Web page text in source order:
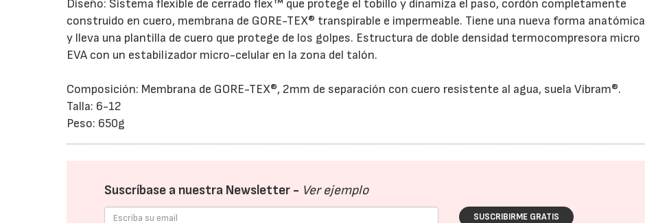
Diseño: Sistema flexible de cerrado flex™ que protege el tobillo y dinamiza el paso, cordón completamente
construido en cuero, membrana de GORE-TEX® transpirable e impermeable. Tiene una nueva forma anatómica
y lleva una plantilla de cuero que protege de los golpes. Estructura de doble densidad termocompresora micro
EVA con un estabilizador micro-celular en la zona del talón.
Composición: Membrana de GORE-TEX®, 2mm de separación con cuero resistente al agua, suela Vibram®.
Talla: 6-12
Peso: 650g
Suscríbase a nuestra Newsletter - Ver ejemplo
SUSCRIBIRME GRATIS